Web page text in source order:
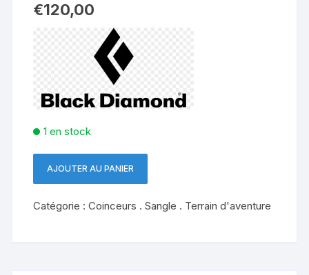
€120,00
1 en stock
CAMALOT™
AJOUTER AU PANIER
Catégorie :Coinceurs . Sangle . Terrain d'aventure